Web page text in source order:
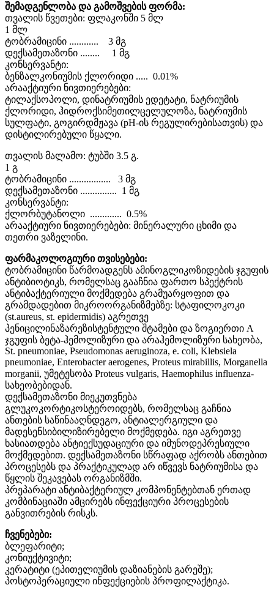
შემადგენლობა და გამოშვების ფორმა:
თვალის წვეთები: ფლაკონში 5 მლ
1 მლ
ტობრამიცინი ............ 3 მგ
დექსამეთაზონი ........ 1 მგ
კონსერვანტი:
ბენზალკონიუმის ქლორიდი ..... 0.01%
არააქტიური ნივთიერებები:
ტილაქსოპოლი, დინატრიუმის ედეტატი, ნატრიუმის
ქლორიდი, ჰიდროქსიმეთილცელულოზა, ნატრიუმის
სულფატი, გოგირდმჟავა (pH-ის რეგულირებისათვის) და
დისტილირებული წყალი.
თვალის მალამო: ტუბში 3.5 გ.
1 გ
ტობრამიცინი ................. 3 მგ
დექსამეთაზონი ............... 1 მგ
კონსერვანტი:
ქლორბუტანოლი ............. 0.5%
არააქტიური ნივთიერებები: მინერალური ცხიმი და
თეთრი ვაზელინი.
ფარმაკოლოგიური თვისებები:
ტობრამიცინი წარმოადგენს ამინოგლიკოზიდების ჯგუფის
ანტიბიოტიკს, რომელსაც გააჩნია ფართო სპექტრის
ანტიბაქტერიული მოქმედება გრამუარყოფით და
გრამდადებით მიკროორგანიზმებზე: სტაფილოკოკი
(st.aureus, st. epidermidis) აგრეთვე
პენიცილინაზარეზისტენტული შტამები და ზოგიერთი A
ჯგუფის ბეტა-ჰემოლიზური და არაჰემოლიზური სახეობა,
St. pneumoniae, Pseudomonas aeruginoza, e. coli, Klebsiela
pneumoniae, Enterobacter aerogenes, Proteus mirabillis, Morganella
morganii, უმეტესობა Proteus vulgaris, Haemophilus influenza-
სახეობებიდან.
დექსამეთაზონი მიეკუთვნება
გლუკოკორტიკოსტეროიდებს, რომელსაც გაჩნია
ანთების საწინააღნდეგო, ანტიალერგიული და
მადესენსიბილიზირებელი მოქმედება. იგი აგრეთვე
ხასიათდება ანტიექსუდაციური და იმუნოდეპრესიული
მოქმედებით. დექსამეთაზონი სწრაფად აქრობს ანთებით
პროცესებს და პრაქტიკულად არ იწვევს ნატრიუმისა და
წყლის შეკავებას ორგანიზმში.
პრეპარატი ანტიბაქტერიულ კომპონენტებთან ერთად
კომბინაციაში ამცირებს ინფექციური პროცესების
განვითრების რისკს.
ჩვენებები:
ბლეფარიტი;
კონიუქტივიტი;
კერატიტი (ეპითელიუმის დაზიანების გარეშე);
პოსტოპერაციული ინფექციების პროფილაქტიკა.